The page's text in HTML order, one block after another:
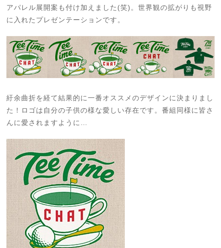
アパレル展開案も付け加えました(笑)。世界観の拡がりも視野
に入れたプレゼンテーションです。
紆余曲折を経て結果的に一番オススメのデザインに決まりまし
た！ロゴは自分の子供の様な愛しい存在です。番組同様に皆さ
んに愛されますように…